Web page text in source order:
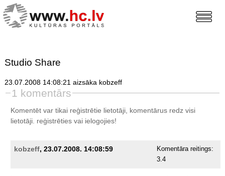
Studio Share
23.07.2008 14:08:21 aizsāka kobzeff
1 komentārs
Komentēt var tikai reģistrētie lietotāji, komentārus redz visi
lietotāji. reģistrētiesvai ielogojies!
kobzeff, 23.07.2008. 14:08:59
Komentāra reitings:
3.4